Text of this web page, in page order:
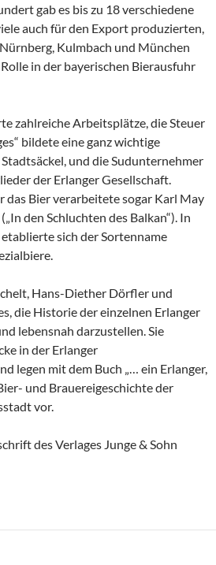
gab es bis zu 18 verschiedene
auch für den Export produzierten,
Kulmbach und München
in der bayerischen Bierausfuhr
zahlreiche Arbeitsplätze, die Steuer
bildete eine ganz wichtige
und die Sudunternehmer
der Erlanger Gesellschaft.
das Bier verarbeitete sogar Karl May
den Schluchten des Balkan“). In
sich der Sortenname
Hans-Diether Dörfler und
die Historie der einzelnen Erlanger
lebensnah darzustellen. Sie
in der Erlanger
legen mit dem Buch „… ein Erlanger,
und Brauereigeschichte der
vor.
des Verlages Junge & Sohn